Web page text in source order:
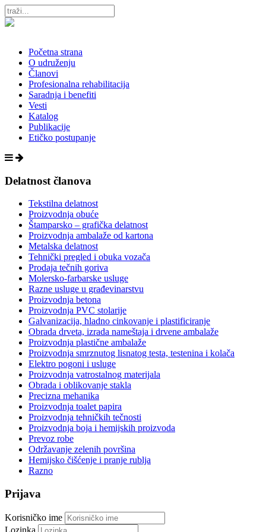
Početna strana
O udruženju
Članovi
Profesionalna rehabilitacija
Saradnja i benefiti
Vesti
Katalog
Publikacije
Etičko postupanje
Delatnost članova
Tekstilna delatnost
Proizvodnja obuće
Štamparsko – grafička delatnost
Proizvodnja ambalaže od kartona
Metalska delatnost
Tehnički pregled i obuka vozača
Prodaja tečnih goriva
Molersko-farbarske usluge
Razne usluge u građevinarstvu
Proizvodnja betona
Proizvodnja PVC stolarije
Galvanizacija, hladno cinkovanje i plastificiranje
Obrada drveta, izrada nameštaja i drvene ambalaže
Proizvodnja plastične ambalaže
Proizvodnja smrznutog lisnatog testa, testenina i kolača
Elektro pogoni i usluge
Proizvodnja vatrostalnog materijala
Obrada i oblikovanje stakla
Precizna mehanika
Proizvodnja toalet papira
Proizvodnja tehničkih tečnosti
Proizvodnja boja i hemijskih proizvoda
Prevoz robe
Održavanje zelenih površina
Hemijsko čišćenje i pranje rublja
Razno
Prijava
Korisničko ime
Lozinka